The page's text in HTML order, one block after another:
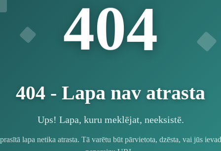
404
404 - Lapa nav atrasta
Ups! Lapa, kuru meklējat, neeksistē.
lapa netika atrasta. Tā varētu būt pārvietota, dzēsta, vai jūs